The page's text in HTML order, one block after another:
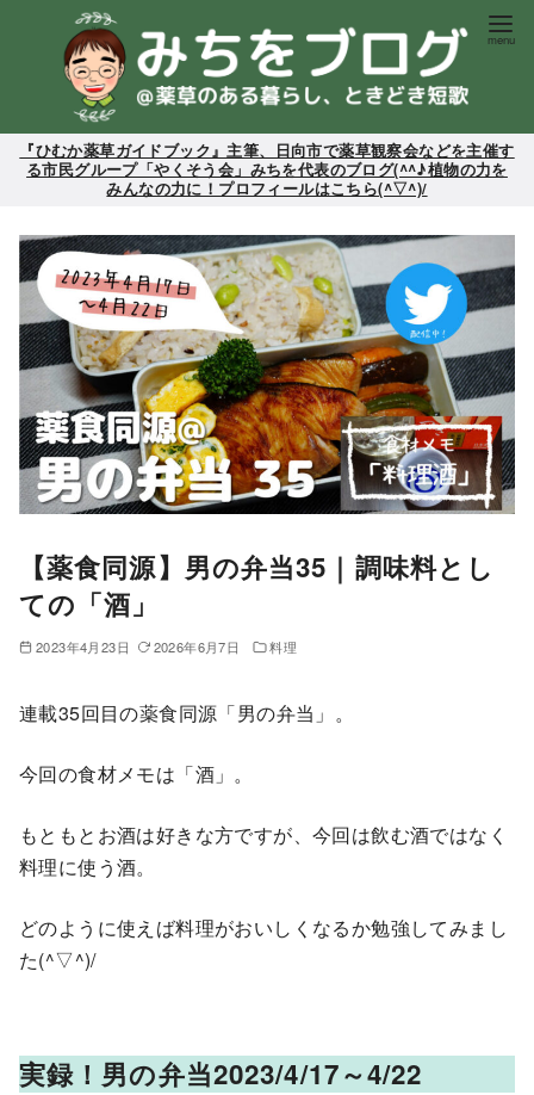
『ひむか薬草ガイドブック』主筆、日向市で薬草観察会などを主催す
る市民グループ「やくそう会」みちを代表のブログ(^^♪植物の力を
みんなの力に！プロフィールはこちら(^▽^)/
【薬食同源】男の弁当35｜調味料とし
ての「酒」
2023年4月23日 2026年6月7日 料理
連載35回目の薬食同源「男の弁当」。
今回の食材メモは「酒」。
もともとお酒は好きな方ですが、今回は飲む酒ではなく
料理に使う酒。
どのように使えば料理がおいしくなるか勉強してみまし
た(^▽^)/
実録！男の弁当2023/4/17～4/22